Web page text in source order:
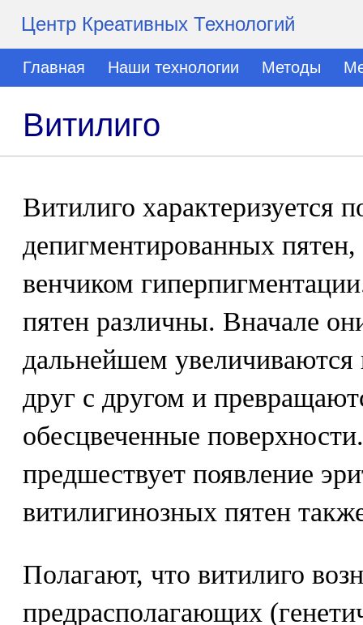
Центр Креативных Технологий
Главная Наши технологии Методы
Витилиго
Витилиго характеризуется
депигментированных
венчиком
пятен различны. Вначале
дальнейшем увеличиваются
друг с другом и
обесцвеченные
предшествует появление
витилигинозных пятен
Полагают, что витилиго
предрасполагающих